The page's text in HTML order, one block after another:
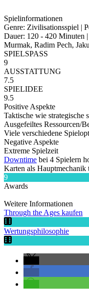
Spielinformationen
Genre: Zivilisationsspiel |
Dauer: 120 - 420 Minuten
Murmak, Radim Pech,
SPIELSPASS
9
AUSSTATTUNG
7.5
SPIELIDEE
9.5
Positive Aspekte
Taktische wie strategische
Ausgefeiltes Ressourcen/
Viele verschiedene
Negative Aspekte
Extreme Spielzeit
Downtime bei 4 Spielern
Karten als Hauptmechanik
9
Awards
Weitere Informationen
Through the Ages kaufen
Wertungsphilosophie